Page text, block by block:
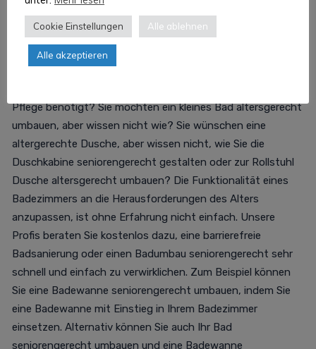
Itzehoe
Sie benötigen eine Beratung zu Maßnahmen der
Wohnraumanpassung? Es werden barrierefreier Badumbau
Pflege benötigt? Sie möchten ein kleines Bad altersgerecht
umbauen, aber wissen nicht wie? Sie wünschen eine
altergerechte Dusche, aber wissen nicht, wie Sie die
Duschkabine seniorengerecht gestalten oder zur Rollstuhl
Dusche altersgerecht umbauen? Die Funktionalität eines
Badezimmers an die Herausforderungen des Alters
anzupassen, ist ohne Erfahrung nicht einfach. Unsere
Profis beraten Sie kostenlos dazu, eine barrierefreie
Badsanierung oder einen Badumbau seniorengerecht sehr
schnell und einfach zu verwirklichen. Zum Beispiel können
Sie eine Badewanne seniorengerecht umbauen, indem Sie
eine Badewanne mit Einstieg in Ihrem Badezimmer
einsetzen. Alternativ können Sie auch Ihr Bad
seniorengerecht umbauen und eine Badewanne
Cookie Einstellungen Alle ablehnen
Alle akzeptieren